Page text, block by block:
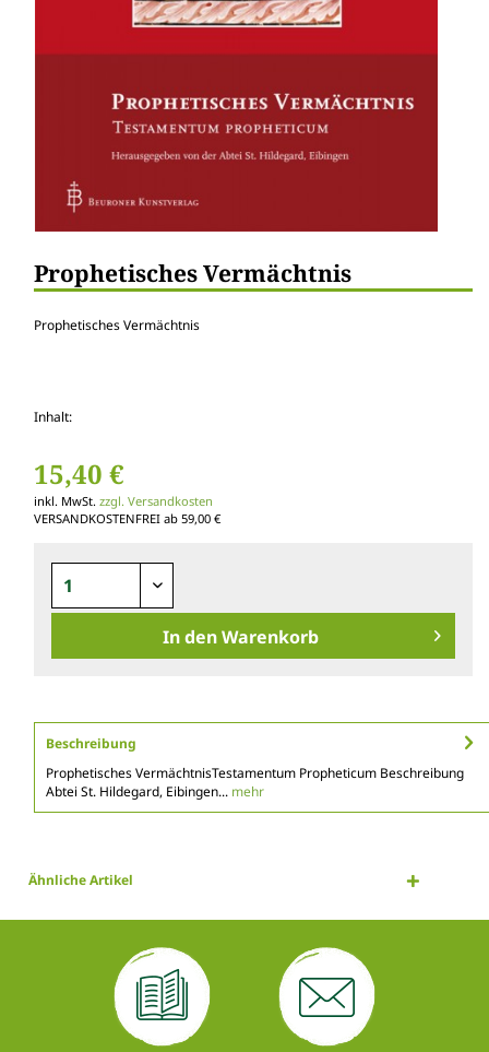
Prophetisches Vermächtnis
Prophetisches Vermächtnis
Inhalt:
15,40 €
inkl. MwSt. zzgl. Versandkosten
VERSANDKOSTENFREI ab 59,00 €
In den Warenkorb
Beschreibung
Prophetisches VermächtnisTestamentum Propheticum Beschreibung
Abtei St. Hildegard, Eibingen... mehr
Ähnliche Artikel